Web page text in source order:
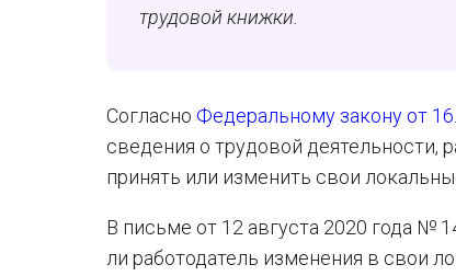
трудовой книжки.
Согласно Федеральному закону от
сведения о трудовой деятельности,
принять или изменить свои
В письме от 12 августа 2020 года №
ли работодатель изменения в свои